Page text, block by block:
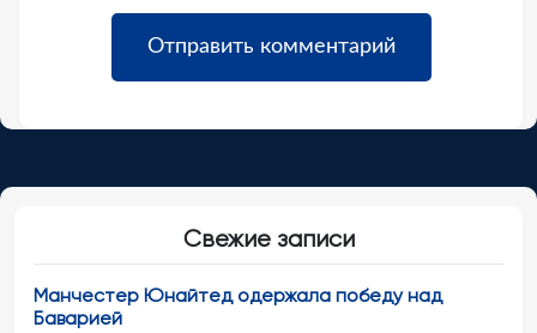
Свежие записи
Манчестер Юнайтед одержала победу над
Баварией